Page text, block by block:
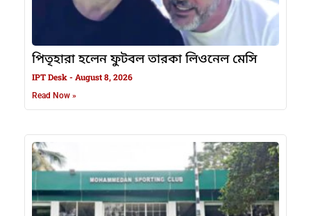
পিতৃহারা হলেন ফুটবল তারকা লিওনেল মেসি
IPT Desk August 8, 2026
Read Now »